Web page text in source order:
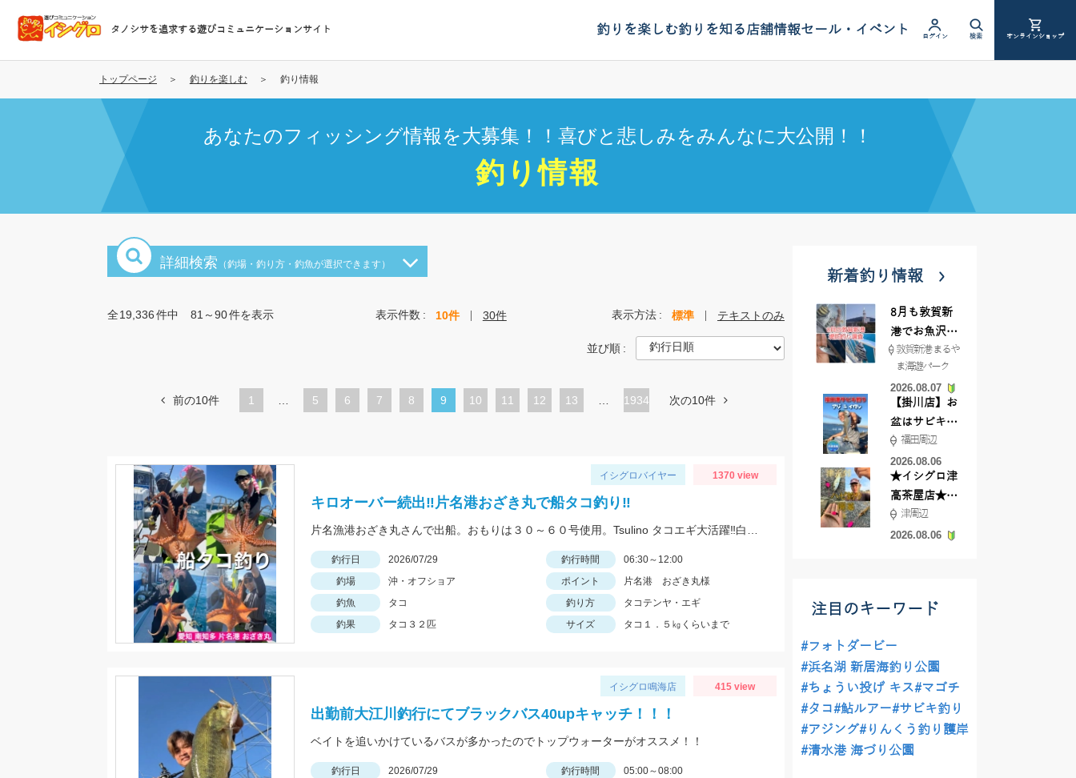
コ
テ
タノシサを追求する遊びコミュニケーションサイト 釣りを楽しむ釣りを知る店舗情報セール・イベント ログイン 検索 オンラインショップ
トップページ 釣りを楽しむ 釣り情報
あなたのフィッシング情報を大募集！！喜びと悲しみをみんなに大公開！！
釣り情報
詳細検索 （釣場・釣り方・釣魚が選択できます）
全19,336件中 81～90件を表示 表示件数 10件 30件 表示方法 標準 テキストのみ
並び順
前の10件 1
ペ
5
ペ
6
ペ
7
ペ
8
カ
ペ
9
ペ
10
ペ
11
ペ
12
ペ
13 1934 次の10件
イシグロバイヤー 1370 view
キロオーバー続出‼片名港おざき丸で船タコ釣り‼
釣行日 2026/07/29 釣行時間
06:30～12:00
釣場
沖・オフショア ポイント
片名港 おざき丸様
釣魚
タコ 釣り方
タコテンヤ・エギ
釣果
タコ３２匹 サイズ タコ１．５㎏くらいまで
イシグロ鳴海店 415 view
出勤前大江川釣行にてブラックバス40upキャッチ！！！
ベイトを追いかけているバスが多かったのでトップウォーターがオススメ！！
釣行日 2026/07/29 釣行時間
05:00～08:00
新着釣り情報
8月も敦賀新
港でお魚沢山
♪ イシグロ彦
根店
敦賀新港 まるや
ま海遊パーク
2026.08.07
【掛川店】お
盆はサビキ釣
りいきません
か?
福田周辺
2026.08.06
★イシグロ津
高茶屋店★津
近郊ハゼ釣れ
てます！
津周辺
2026.08.06
注目のキーワード
#フォトダービー
#浜名湖 新居海釣り公園
#ちょうい投げ キス#マゴチ
#タコ#鮎ルアー#サビキ釣り
#アジング#りんくう釣り護岸
#清水港 海づり公園